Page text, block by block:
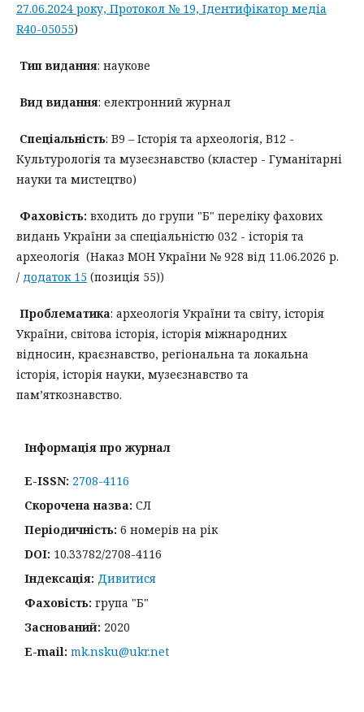
27.06.2024 року, Протокол № 19, Ідентифікатор медіа
R40-05055)
Тип видання: наукове
Вид видання: електронний журнал
Спеціальність: B9 – Історія та археологія, В12 -
Культурологія та музеєзнавство (кластер - Гуманітарні
науки та мистецтво)
Фаховість: входить до групи "Б" переліку фахових
видань України за спеціальністю 032 - історія та
археологія (Наказ МОН України № 928 від 11.06.2026 р.
/ додаток 15 (позиція 55))
Проблематика: археологія України та світу, історія
України, світова історія, історія міжнародних
відносин, краєзнавство, регіональна та локальна
історія, історія науки, музеєзнавство та
пам’яткознавство.
Інформація про журнал
E-ISSN: 2708-4116
Скорочена назва: СЛ
Періодичність: 6 номерів на рік
DOI: 10.33782/2708-4116
Індексація: Дивитися
Фаховість: група "Б"
Заснований: 2020
E-mail: mk.nsku@ukr.net